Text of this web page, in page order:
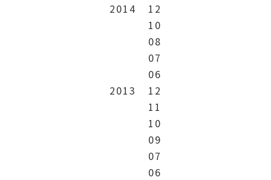
2014
12
10
08
07
06
2013
12
11
10
09
07
06